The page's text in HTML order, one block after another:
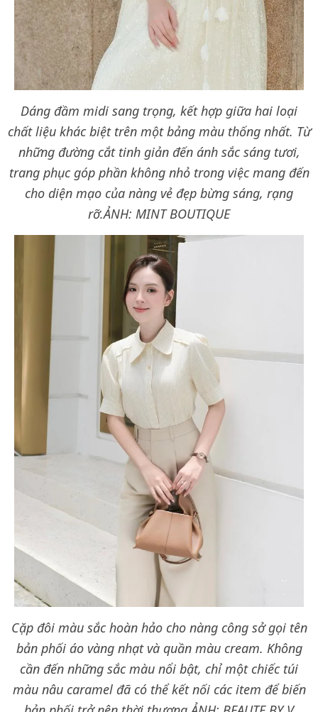
Dáng đầm midi sang trọng, kết hợp giữa hai loại
chất liệu khác biệt trên một bảng màu thống nhất. Từ
những đường cắt tinh giản đến ánh sắc sáng tươi,
trang phục góp phần không nhỏ trong việc mang đến
cho diện mạo của nàng vẻ đẹp bừng sáng, rạng
rỡ.ẢNH: MINT BOUTIQUE
Cặp đôi màu sắc hoàn hảo cho nàng công sở gọi tên
bản phối áo vàng nhạt và quần màu cream. Không
cần đến những sắc màu nổi bật, chỉ một chiếc túi
màu nâu caramel đã có thể kết nối các item để biến